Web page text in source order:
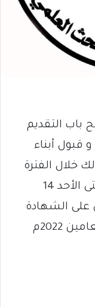
باب التقديم
قبول أبناء
خلال الفترة
من الخميس 11 سبتمبر 2025م وحتى الأحد 14
على الشهادة
الثانوية السودانية أو ما يعادلها للعامين 2022م